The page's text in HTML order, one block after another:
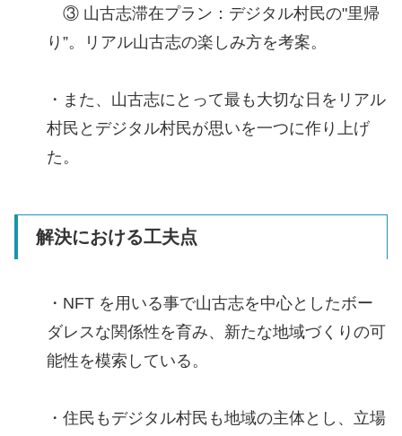
③ 山古志滞在プラン：デジタル村民の"里帰
り”。リアル山古志の楽しみ方を考案。
・また、山古志にとって最も大切な日をリアル
村民とデジタル村民が思いを一つに作り上げ
た。
解決における工夫点
・NFT を用いる事で山古志を中心としたボー
ダレスな関係性を育み、新たな地域づくりの可
能性を模索している。
・住民もデジタル村民も地域の主体とし、立場